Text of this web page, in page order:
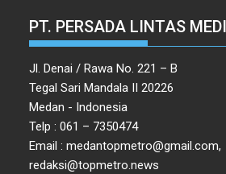
PT. PERSADA LINTAS
Jl. Denai / Rawa No. 221 – B
Tegal Sari Mandala II 20226
Medan - Indonesia
Telp : 061 – 7350474
Email : medantopmetro@gmail.com,
redaksi@topmetro.news